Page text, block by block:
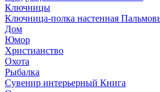
Ключницы
Ключница-полка настенная
Дом
Юмор
Христианство
Охота
Рыбалка
Сувенир интерьерный Книга